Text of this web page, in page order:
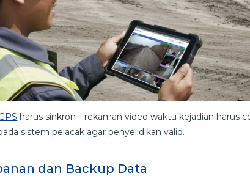
harus sinkron—rekaman video waktu kejadian harus
sistem pelacak agar penyelidikan valid.
dan Backup Data